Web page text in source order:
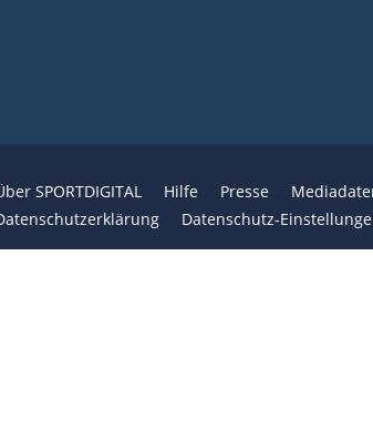
SPORTDIGITAL Hilfe Presse
Datenschutz-